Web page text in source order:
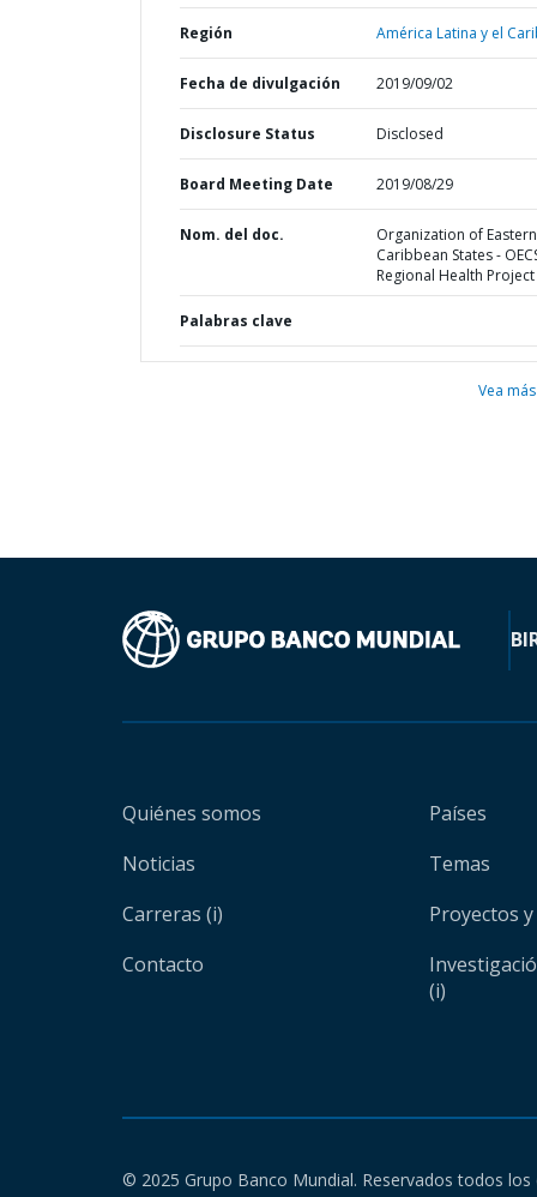
Región América Latina y el
Fecha de divulgación 2019/09/02
Disclosure Status Disclosed
Board Meeting Date 2019/08/29
Nom. del doc.
Organization of Eastern
Caribbean States -
Regional Health Project
Palabras clave
Vea más
Quiénes somos
Noticias
Carreras (i)
Contacto
Países
Temas
Proyectos
(i)
© 2025 Grupo Banco Mundial. Reservados todos los